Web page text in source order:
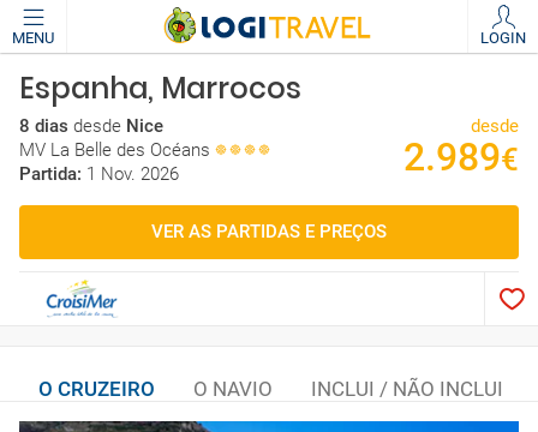
MENU LOGIN
Espanha, Marrocos
8 dias desde Nice
MV La Belle des Océans
Partida: 1 Nov. 2026
desde
2.989€
VER AS PARTIDAS E PREÇOS
O CRUZEIRO O NAVIO INCLUI / NÃO INCLUI